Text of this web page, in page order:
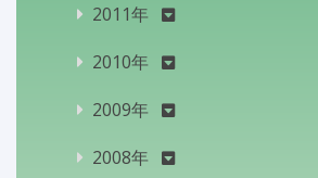
2011年
2010年
2009年
2008年